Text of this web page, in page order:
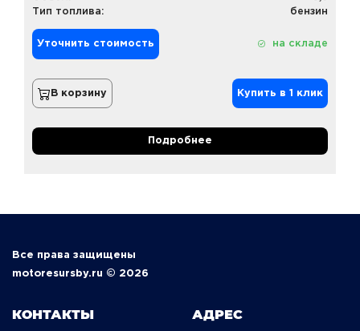
Тип топлива:
бензин
Уточнить стоимость на складе
В корзину Купить в 1 клик
Подробнее
Все права защищены
motoresursby.ru © 2026
КОНТАКТЫ АДРЕС